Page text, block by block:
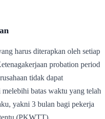
harus diterapkan oleh setiap
probation period
tidak dapat
batas waktu yang telah
yakni 3 bulan bagi pekerja
(PKWTT).